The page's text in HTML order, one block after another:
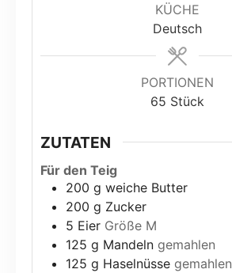
KÜCHE
Deutsch
PORTIONEN
65 Stück
ZUTATEN
Für den Teig
200 g weiche Butter
200 g Zucker
5 Eier Größe M
125 g Mandeln gemahlen
125 g Haselnüsse gemahlen